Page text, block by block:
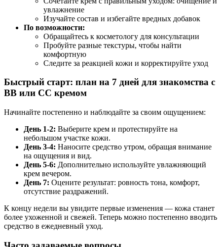
увлажнение
Изучайте состав и избегайте вредных добавок
По возможности:
Обращайтесь к косметологу для консультации
Пробуйте разные текстуры, чтобы найти
комфортную
Следите за реакцией кожи и корректируйте уход
Быстрый старт: план на 7 дней для знакомства с
BB или CC кремом
Начинайте постепенно и наблюдайте за своим ощущением:
День 1-2: Выберите крем и протестируйте на
небольшом участке кожи.
День 3-4: Наносите средство утром, обращая внимание
на ощущения и вид.
День 5-6: Дополнительно используйте увлажняющий
крем вечером.
День 7: Оцените результат: ровность тона, комфорт,
отсутствие раздражений.
К концу недели вы увидите первые изменения — кожа станет
более ухоженной и свежей. Теперь можно постепенно вводить
средство в ежедневный уход.